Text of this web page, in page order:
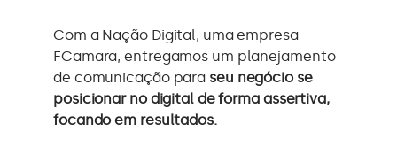
Com a Nação Digital, uma empresa
FCamara, entregamos um planejamento
de comunicação para seu negócio se
posicionar no digital de forma assertiva,
focando em resultados.